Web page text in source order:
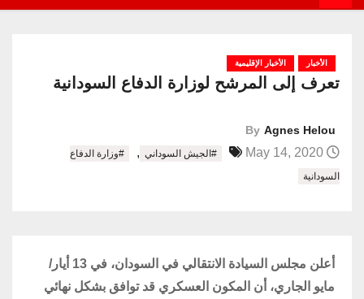
الأخبار الأخبار الإقليمية
تعرف إلى المرشح لوزارة الدفاع السودانية
By Agnes Helou
#الجيش السوداني ,
#وزارة الدفاع
السودانية
أعلن مجلس السيادة الانتقالي في السودان، في 13 أيار/
مايو الجاري، أن المكون العسكري قد توافق بشكل نهائي